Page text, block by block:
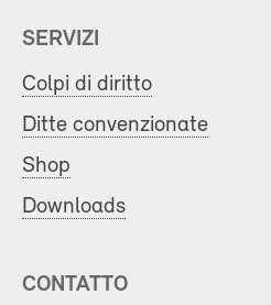
SERVIZI
Colpi di diritto
Ditte convenzionate
Shop
Downloads
CONTATTO